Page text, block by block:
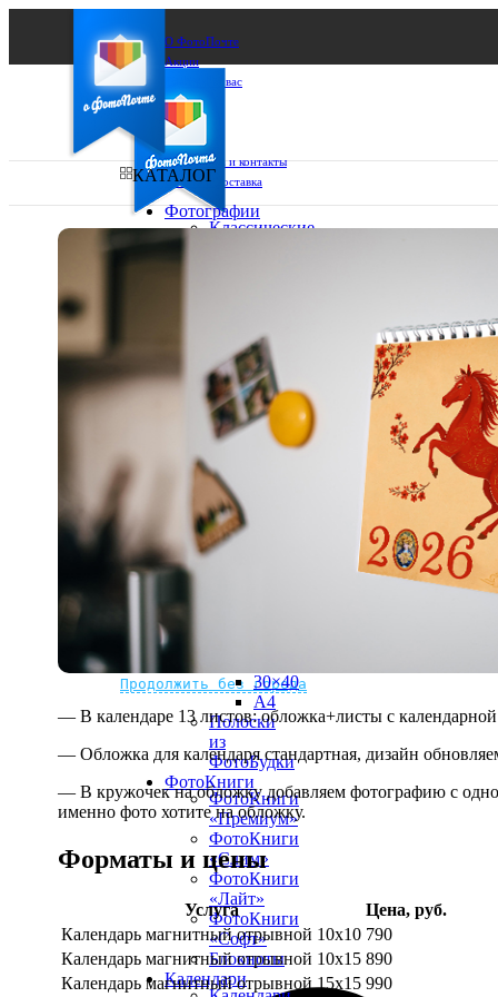
О ФотоПочте
Акции
Сделаем за вас
Бизнесу
FAQ
Франшиза
Поддержка и контакты
Оплата и доставка
Ваш город:
Выберите из списка:
Не нашли Ваш город?
Продолжить без города
КАТАЛОГ
Фотографии
Классические
15х20
20х20
20х30
30х30
30х40
А4
Фото
в
рамке
30×40
A4
Полоски
из
ФотоБудки
ФотоКниги
ФотоКниги
«Премиум»
ФотоКниги
«Слим»
ФотоКниги
«Лайт»
ФотоКниги
«Софт»
Блокноты
Календари
— В календаре 13 листов: обложка+листы с календарной
— Обложка для календаря стандартная, дизайн
— В кружочек на обложку добавляем фотографию с
именно фото хотите на обложку.
Форматы и цены
Услуга
Цена, руб.
Календарь магнитный отрывной 10x10 790
Календарь магнитный отрывной 10x15 890
Календарь магнитный отрывной 15x15 990